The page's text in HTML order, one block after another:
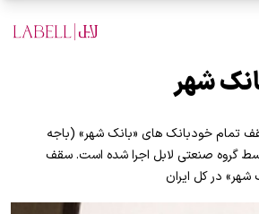
شهر
تمام خودبانک های «بانک شهر» (باجه
گروه صنعتی لابل اجرا شده است. سقف
در کل ایران